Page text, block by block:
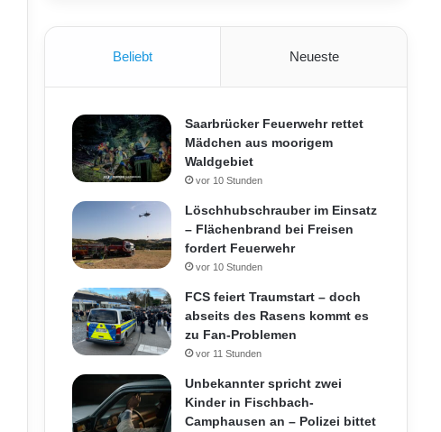
Beliebt Neueste
Saarbrücker Feuerwehr rettet
Mädchen aus moorigem
Waldgebiet
vor 10 Stunden
Löschhubschrauber im Einsatz
– Flächenbrand bei Freisen
fordert Feuerwehr
vor 10 Stunden
FCS feiert Traumstart – doch
abseits des Rasens kommt es
zu Fan-Problemen
vor 11 Stunden
Unbekannter spricht zwei
Kinder in Fischbach-
Camphausen an – Polizei bittet